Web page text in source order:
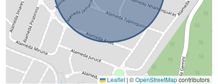
Leaflet | ©OpenStreetMapcontributors